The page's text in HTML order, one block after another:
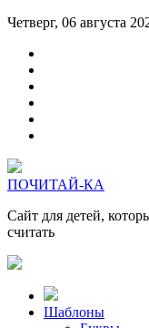
Четверг, 06 августа
ПОЧИТАЙ-КА
Сайт для детей,
считать
Шаблоны